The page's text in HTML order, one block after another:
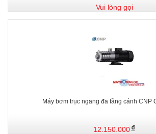
Vui lòng gọi
Máy bơm trục ngang đa tầng cánh CNP
12.150.000